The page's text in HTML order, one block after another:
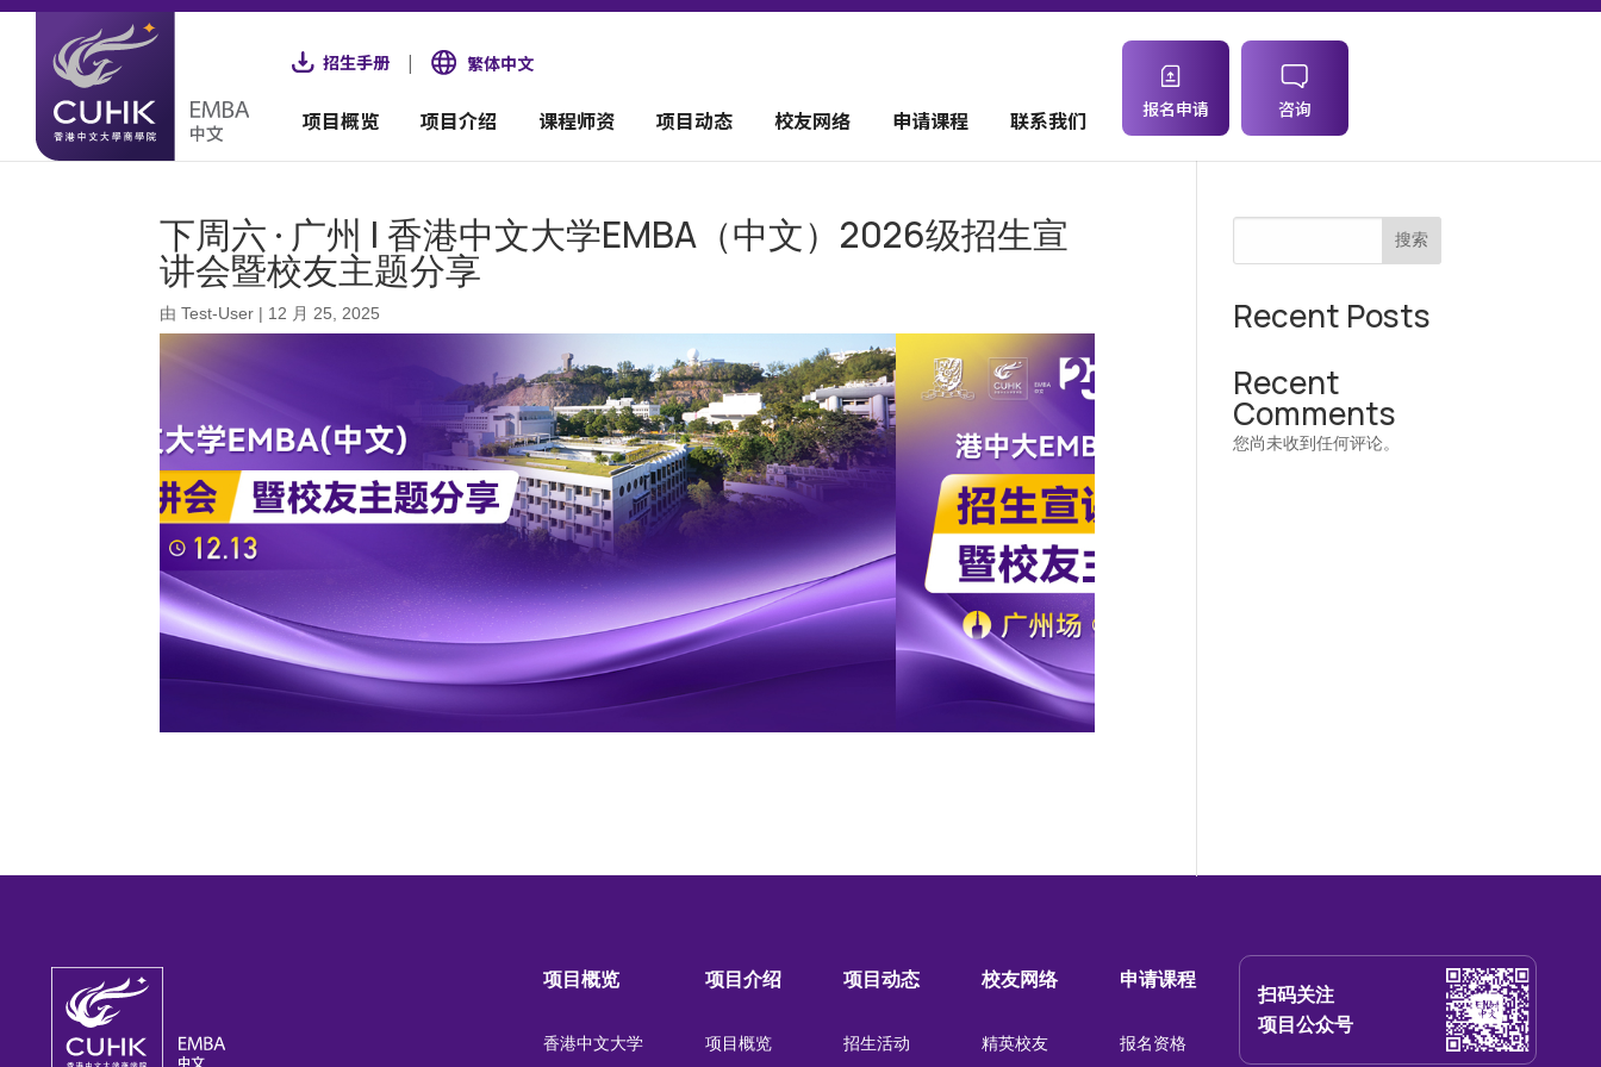
招生手册 | 繁体中文
项目概览 项目介绍 课程师资 项目动态 校友网络 申请课程 联系我们 报名申请 咨询
下周六 · 广州 | 香港中文大学EMBA（中文）2026级招生宣
讲会暨校友主题分享
由Test-User | 12 月 25, 2025
搜索
Recent Posts
Recent
Comments
您尚未收到任何评论。
项目概览
香港中文大学
项目介绍
项目概览
项目动态
招生活动
校友网络
精英校友
申请课程
报名资格
扫码关注
项目公众号